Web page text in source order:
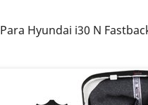
Para Hyundai i30 N